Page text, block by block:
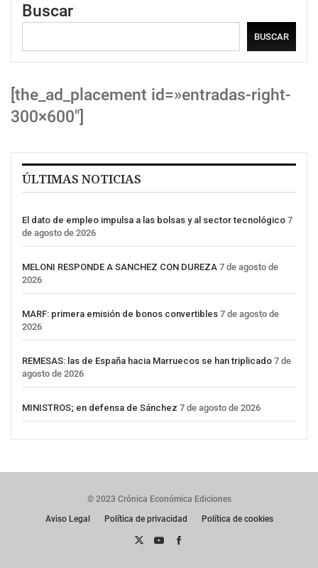
Buscar
BUSCAR
[the_ad_placement id=»entradas-right-
300×600″]
ÚLTIMAS NOTICIAS
El dato de empleo impulsa a las bolsas y al sector tecnológico 7
de agosto de 2026
MELONI RESPONDE A SANCHEZ CON DUREZA 7 de agosto de
2026
MARF: primera emisión de bonos convertibles 7 de agosto de
2026
REMESAS: las de España hacia Marruecos se han triplicado 7 de
agosto de 2026
MINISTROS; en defensa de Sánchez 7 de agosto de 2026
© 2023 Crónica Económica Ediciones
Aviso Legal
Política de privacidad Política de cookies